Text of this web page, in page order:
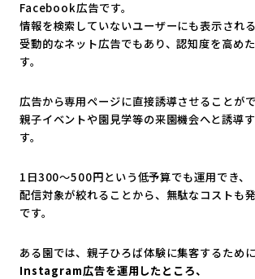
Facebook広告です。
情報を検索していないユーザーにも表示される
受動的なネット広告でもあり、認知度を高め
す。
広告から専用ページに直接誘導させることがで
親子イベントや園見学等の来園機会へと誘導
す。
1日300～500円という低予算でも運用でき、
配信対象が絞れることから、無駄なコストも
です。
ある園では、親子ひろば体験に集客するために
Instagram広告を運用したところ、